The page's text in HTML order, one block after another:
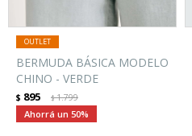
BERMUDA BÁSICA MODELO
CHINO - VERDE
$ 895 $1.799
50